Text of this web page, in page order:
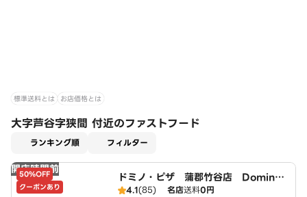
標準送料とは お店価格とは
大字芦谷字狭間 付近のファストフード
ランキング順 フィルター
開店時間前
50%OFF
クーポンあり
ドミノ・ピザ 蒲郡竹谷店 Domin
o's4.1(85) 名店送料0円